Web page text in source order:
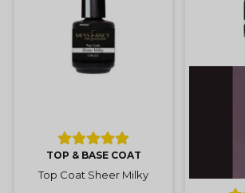
TOP & BASE COAT
Top Coat Sheer Milky